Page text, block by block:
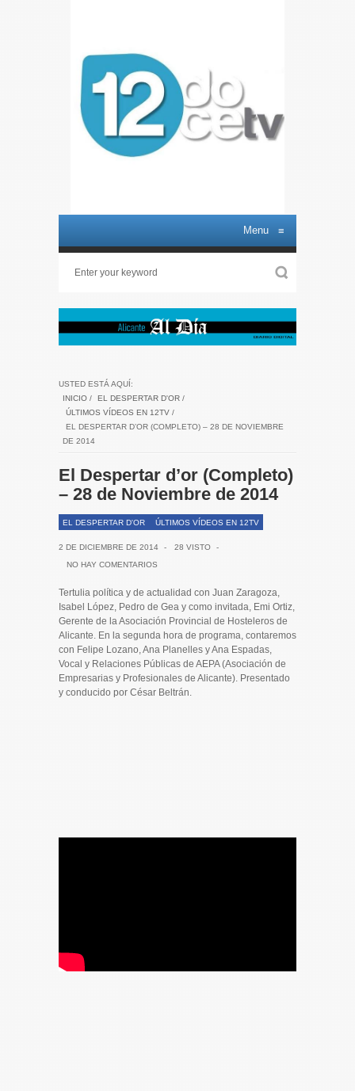
Menu ≡
USTED ESTÁ AQUÍ:
INICIO / EL DESPERTAR D'OR /
ÚLTIMOS VÍDEOS EN 12TV /
EL DESPERTAR D’OR (COMPLETO) – 28 DE NOVIEMBRE
DE 2014
El Despertar d’or (Completo)
– 28 de Noviembre de 2014
EL DESPERTAR D'OR ÚLTIMOS VÍDEOS EN 12TV
2 DE DICIEMBRE DE 2014 - 28 VISTO
-
NO HAY COMENTARIOS
Tertulia política y de actualidad con Juan Zaragoza,
Isabel López, Pedro de Gea y como invitada, Emi Ortiz,
Gerente de la Asociación Provincial de Hosteleros de
Alicante. En la segunda hora de programa, contaremos
con Felipe Lozano, Ana Planelles y Ana Espadas,
Vocal y Relaciones Públicas de AEPA (Asociación de
Empresarias y Profesionales de Alicante). Presentado
y conducido por César Beltrán.